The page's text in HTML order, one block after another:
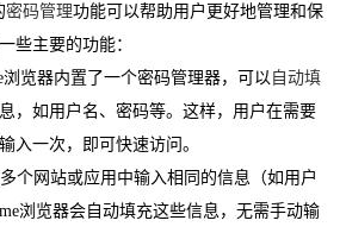
密码管理功能可以帮助用户更好地管理和保
些主要的功能：
浏览器内置了一个密码管理器，可以 自动填
，如用户名、密码等。这样，用户在需要
入一次，即可快速访问。
个网站或应用中输入相同的信息（如用户
浏览器会自动填充这些信息，无需手动输